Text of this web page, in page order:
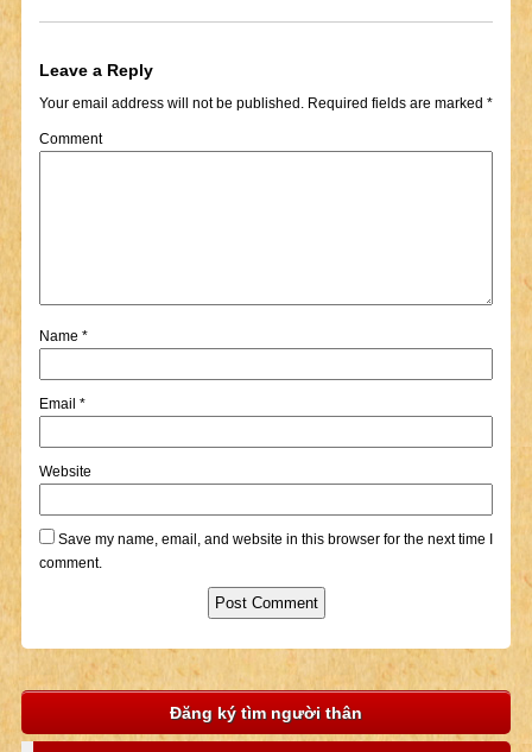
Leave a Reply
Your email address will not be published.Required fields are marked *
Comment
Name *
Email *
Website
Save my name, email, and website in this browser for the next time I
comment.
Đăng ký tìm người thân